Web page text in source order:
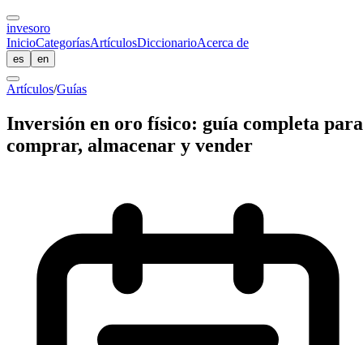
invesoro
InicioCategoríasArtículosDiccionarioAcerca de
es en
Artículos/Guías
Inversión en oro físico: guía completa para
comprar, almacenar y vender